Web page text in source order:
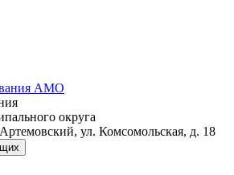
округа
ул. Комсомольская, д. 18